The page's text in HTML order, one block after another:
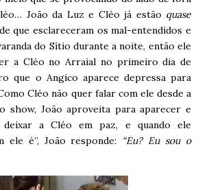
João da Luz e Cléo já estão quase
que esclareceram os mal-entendidos e
do Sítio durante a noite, então ele
a Cléo no Arraial no primeiro dia de
que o Angico aparece depressa para
Cléo não quer falar com ele desde a
show, João aproveita para aparecer e
a Cléo em paz, e quando ele
ele é”, João responde: “Eu? Eu sou o